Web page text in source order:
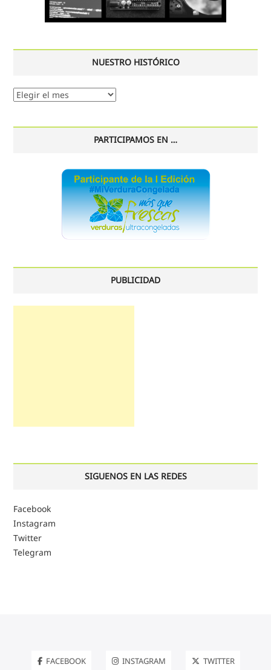
NUESTRO HISTÓRICO
Nuestro
PARTICIPAMOS EN …
PUBLICIDAD
SIGUENOS EN LAS REDES
Facebook
Instagram
Twitter
Telegram
FACEBOOK INSTAGRAM TWITTER